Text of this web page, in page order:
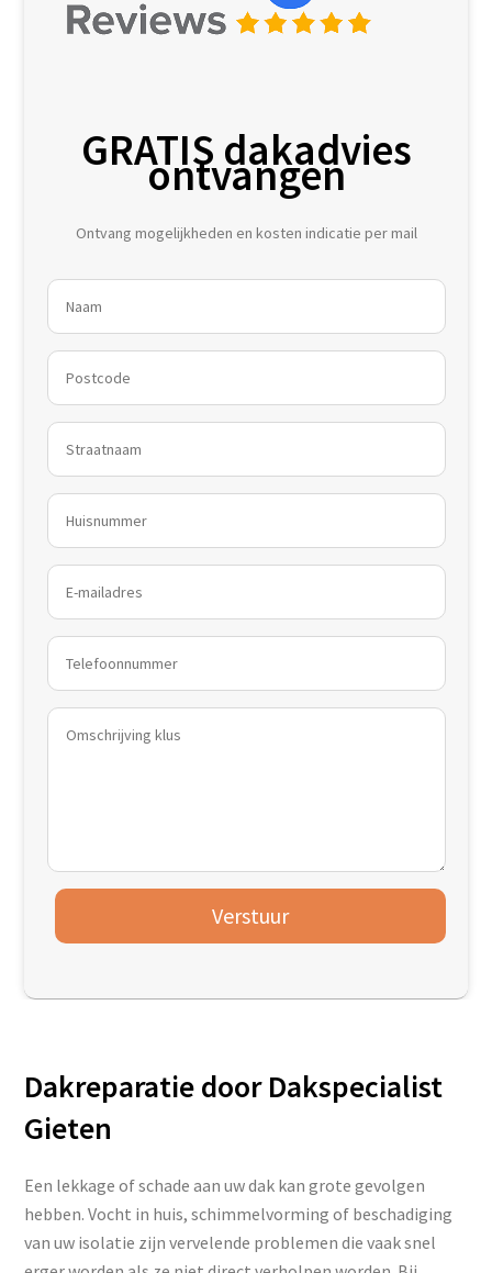
GRATIS dakadvies
ontvangen
Ontvang mogelijkheden en kosten indicatie per mail
Verstuur
Dakreparatie door Dakspecialist
Gieten
Een lekkage of schade aan uw dak kan grote gevolgen
hebben. Vocht in huis, schimmelvorming of beschadiging
van uw isolatie zijn vervelende problemen die vaak snel